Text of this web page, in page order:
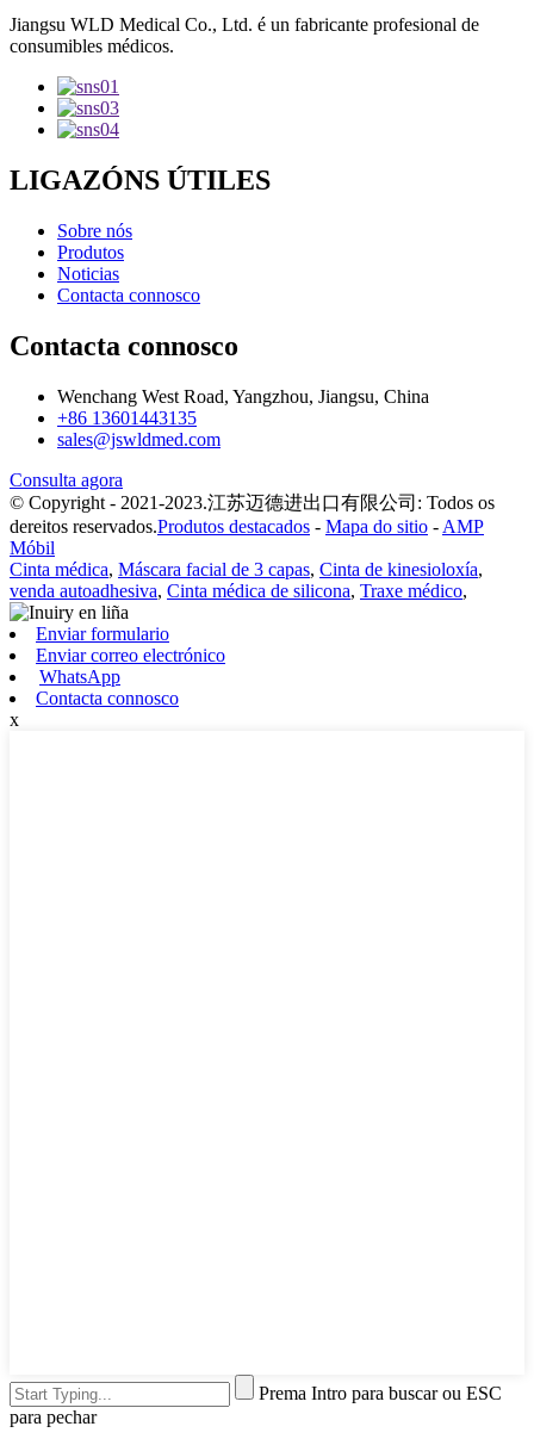
Jiangsu WLD Medical Co., Ltd. é un fabricante profesional de
consumibles médicos.
LIGAZÓNS ÚTILES
Sobre nós
Produtos
Noticias
Contacta connosco
Contacta connosco
Wenchang West Road, Yangzhou, Jiangsu, China
+86 13601443135
sales@jswldmed.com
Consulta agora
© Copyright - 2021-2023.江苏迈德进出口有限公司: Todos os
dereitos reservados.Produtos destacados - Mapa do sitio - AMP
Móbil
Cinta médica, Máscara facial de 3 capas, Cinta de kinesioloxía,
venda autoadhesiva, Cinta médica de silicona, Traxe médico,
Enviar formulario
Enviar correo electrónico
WhatsApp
Contacta connosco
x
Prema Intro para buscar ou ESC
para pechar